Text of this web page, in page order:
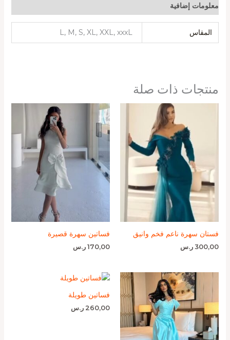
معلومات إضافية
المقاس L, M, S, XL, XXL, xxxL
منتجات ذات صلة
فستان سهرة ناعم فخم وانيق
300,00 ر.س
فساتين سهرة قصيرة
170,00 ر.س
فساتين طويلة
260,00 ر.س